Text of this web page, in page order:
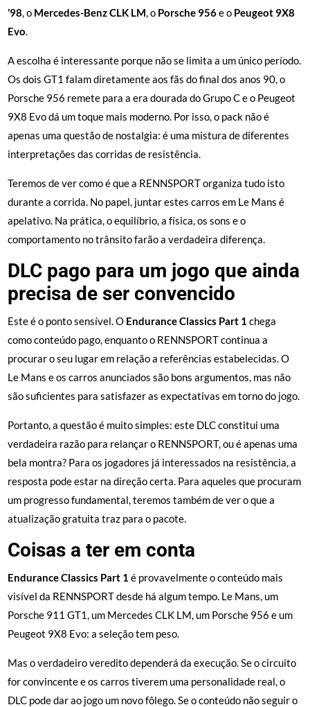
’98, o Mercedes-Benz CLK LM, o Porsche 956e o Peugeot 9X8
Evo.
A escolha é interessante porque não se limita a um único período.
Os dois GT1 falam diretamente aos fãs do final dos anos 90, o
Porsche 956 remete para a era dourada do Grupo C e o Peugeot
9X8 Evo dá um toque mais moderno. Por isso, o pack não é
apenas uma questão de nostalgia: é uma mistura de diferentes
interpretações das corridas de resistência.
Teremos de ver como é que a RENNSPORT organiza tudo isto
durante a corrida. No papel, juntar estes carros em Le Mans é
apelativo. Na prática, o equilíbrio, a física, os sons e o
comportamento no trânsito farão a verdadeira diferença.
DLC pago para um jogo que ainda
precisa de ser convencido
Este é o ponto sensível. O Endurance Classics Part 1 chega
como conteúdo pago, enquanto o RENNSPORT continua a
procurar o seu lugar em relação a referências estabelecidas. O
Le Mans e os carros anunciados são bons argumentos, mas não
são suficientes para satisfazer as expectativas em torno do jogo.
Portanto, a questão é muito simples: este DLC constitui uma
verdadeira razão para relançar o RENNSPORT, ou é apenas uma
bela montra? Para os jogadores já interessados na resistência, a
resposta pode estar na direção certa. Para aqueles que procuram
um progresso fundamental, teremos também de ver o que a
atualização gratuita traz para o pacote.
Coisas a ter em conta
Endurance Classics Part 1 é provavelmente o conteúdo mais
visível da RENNSPORT desde há algum tempo. Le Mans, um
Porsche 911 GT1, um Mercedes CLK LM, um Porsche 956 e um
Peugeot 9X8 Evo: a seleção tem peso.
Mas o verdadeiro veredito dependerá da execução. Se o circuito
for convincente e os carros tiverem uma personalidade real, o
DLC pode dar ao jogo um novo fôlego. Se o conteúdo não seguir o